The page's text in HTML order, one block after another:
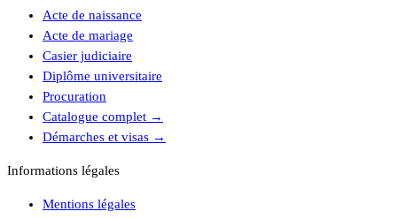
Acte de naissance
Acte de mariage
Casier judiciaire
Diplôme universitaire
Procuration
Catalogue complet →
Démarches et visas →
Informations légales
Mentions légales